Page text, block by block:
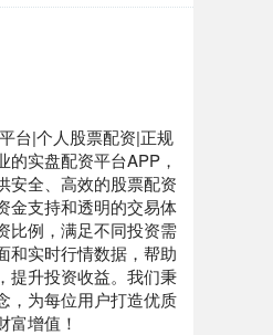
台|个人股票配资|正规
实盘配资平台APP，
安全、高效的股票配资
金支持和透明的交易体
比例，满足不同投资需
和实时行情数据，帮助
提升投资收益。我们秉
，为每位用户打造优质
富增值！